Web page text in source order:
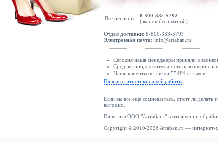
Все регионы
8-800-333-5792
(звонок бесплатный)
Отдел доставки: 8-800-333-5793
Электронная почта: info@artaban.ru
Сегодня наши менеджеры приняли 5
Средняя продолжительность разговоров
Наши клиенты оставили 55484 отзывов.
Полная статистика нашей работы
Если вы все еще сомневаетесь, стоит ли делать
выгодно.
Политика ООО "Артабана" в отношении
Copyright © 2010-2026 Artaban.ru — интернет-